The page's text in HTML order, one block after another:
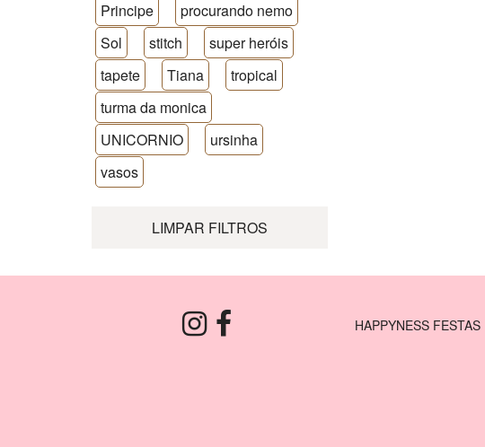
Principe
procurando nemo
Sol
stitch
super heróis
tapete
Tiana
tropical
turma da monica
UNICORNIO
ursinha
vasos
LIMPAR FILTROS
HAPPYNESS FESTAS